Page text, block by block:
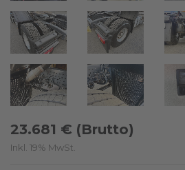
23.681 € (Brutto)
Inkl. 19% MwSt.